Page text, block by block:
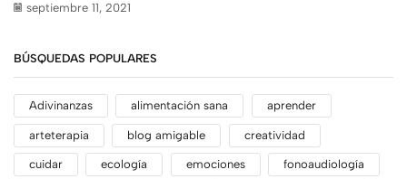
septiembre 11, 2021
BÚSQUEDAS POPULARES
Adivinanzas alimentación sana aprender
arteterapia blog amigable creatividad
cuidar ecología emociones fonoaudiología